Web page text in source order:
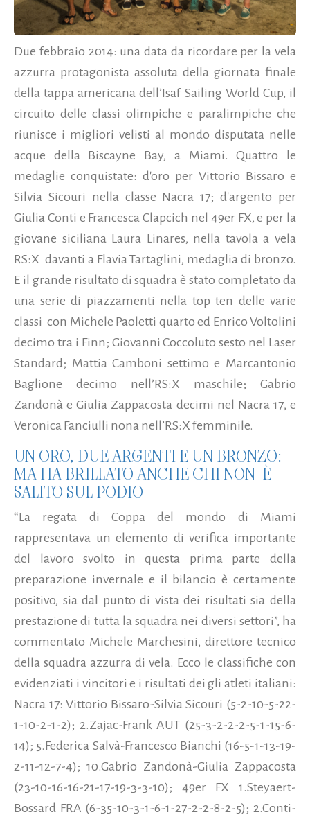
Due febbraio 2014: una data da ricordare per la vela
azzurra protagonista assoluta della giornata finale
della tappa americana dell’Isaf Sailing World Cup, il
circuito delle classi olimpiche e paralimpiche che
riunisce i migliori velisti al mondo disputata nelle
acque della Biscayne Bay, a Miami. Quattro le
medaglie conquistate: d'oro per Vittorio Bissaro e
Silvia Sicouri nella classe Nacra 17; d'argento per
Giulia Conti e Francesca Clapcich nel 49er FX, e per la
giovane siciliana Laura Linares, nella tavola a vela
RS:X davanti a Flavia Tartaglini, medaglia di bronzo.
E il grande risultato di squadra è stato completato da
una serie di piazzamenti nella top ten delle varie
classi con Michele Paoletti quarto ed Enrico Voltolini
decimo tra i Finn; Giovanni Coccoluto sesto nel Laser
Standard; Mattia Camboni settimo e Marcantonio
Baglione decimo nell’RS:X maschile; Gabrio
Zandonà e Giulia Zappacosta decimi nel Nacra 17, e
Veronica Fanciulli nona nell’RS:X femminile.
UN ORO, DUE ARGENTI E UN BRONZO:
MA HA BRILLATO ANCHE CHI NON È
SALITO SUL PODIO
“La regata di Coppa del mondo di Miami
rappresentava un elemento di verifica importante
del lavoro svolto in questa prima parte della
preparazione invernale e il bilancio è certamente
positivo, sia dal punto di vista dei risultati sia della
prestazione di tutta la squadra nei diversi settori”, ha
commentato Michele Marchesini, direttore tecnico
della squadra azzurra di vela. Ecco le classifiche con
evidenziati i vincitori e i risultati dei gli atleti italiani:
Nacra 17: Vittorio Bissaro-Silvia Sicouri (5-2-10-5-22-
1-10-2-1-2); 2.Zajac-Frank AUT (25-3-2-2-2-5-1-15-6-
14); 5.Federica Salvà-Francesco Bianchi (16-5-1-13-19-
2-11-12-7-4); 10.Gabrio Zandonà-Giulia Zappacosta
(23-10-16-16-21-17-19-3-3-10); 49er FX 1.Steyaert-
Bossard FRA (6-35-10-3-1-6-1-27-2-2-8-2-5); 2.Conti-